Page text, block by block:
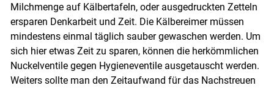
Skip to main content
Milchmenge auf Kälbertafeln, oder ausgedruckten Zetteln
ersparen Denkarbeit und Zeit. Die Kälbereimer müssen
mindestens einmal täglich sauber gewaschen werden. Um
sich hier etwas Zeit zu sparen, können die herkömmlichen
Nuckelventile gegen Hygieneventile ausgetauscht werden.
Weiters sollte man den Zeitaufwand für das Nachstreuen